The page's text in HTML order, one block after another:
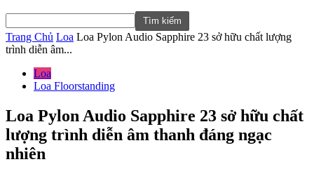
Trang Chủ Loa Loa Pylon Audio Sapphire 23 sở hữu chất lượng
trình diễn âm...
Loa
Loa Floorstanding
Loa Pylon Audio Sapphire 23 sở hữu chất
lượng trình diễn âm thanh đáng ngạc
nhiên